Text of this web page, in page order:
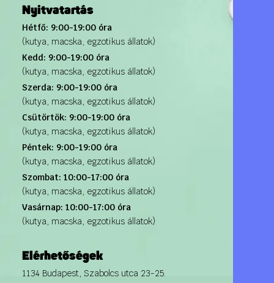
Nyitvatartás
Hétfő: 9:00-19:00 óra
(kutya, macska, egzotikus állatok)
Kedd: 9:00-19:00 óra
(kutya, macska, egzotikus állatok)
Szerda: 9:00-19:00 óra
(kutya, macska, egzotikus állatok)
Csütörtök: 9:00-19:00 óra
(kutya, macska, egzotikus állatok)
Péntek: 9:00-19:00 óra
(kutya, macska, egzotikus állatok)
Szombat: 10:00-17:00 óra
(kutya, macska, egzotikus állatok)
Vasárnap: 10:00-17:00 óra
(kutya, macska, egzotikus állatok)
Elérhetőségek
1134 Budapest, Szabolcs utca 23-25.